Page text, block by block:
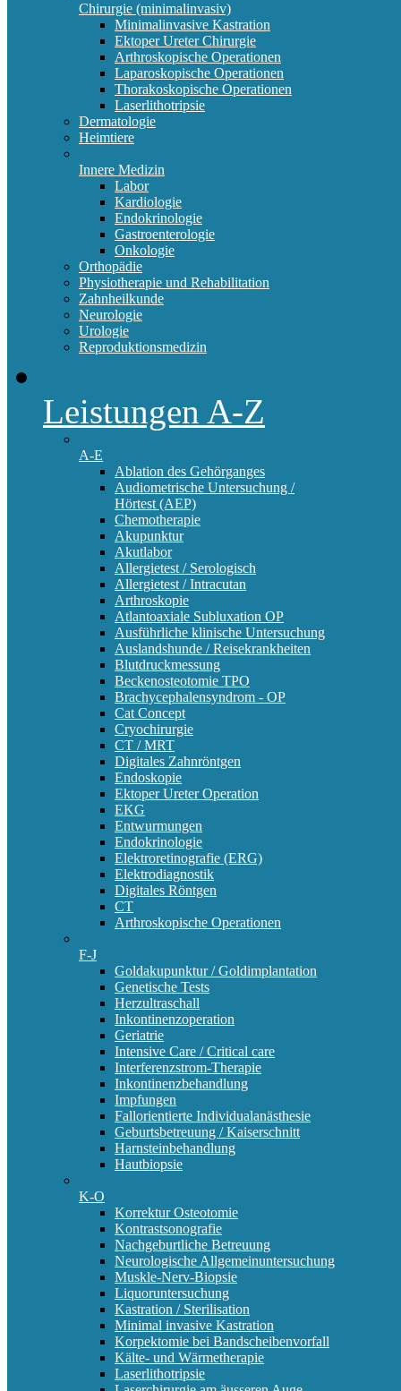
Chirurgie (minimalinvasiv)
Minimalinvasive Kastration
Ektoper Ureter Chirurgie
Arthroskopische Operationen
Laparoskopische Operationen
Thorakoskopische Operationen
Laserlithotripsie
Dermatologie
Heimtiere
Innere Medizin
Labor
Kardiologie
Endokrinologie
Gastroenterologie
Onkologie
Orthopädie
Physiotherapie und Rehabilitation
Zahnheilkunde
Neurologie
Urologie
Reproduktionsmedizin
Leistungen A-Z
A-E
Ablation des Gehörganges
Audiometrische Untersuchung /
Hörtest (AEP)
Chemotherapie
Akupunktur
Akutlabor
Allergietest / Serologisch
Allergietest / Intracutan
Arthroskopie
Atlantoaxiale Subluxation OP
Ausführliche klinische Untersuchung
Auslandshunde / Reisekrankheiten
Blutdruckmessung
Beckenosteotomie TPO
Brachycephalensyndrom - OP
Cat Concept
Cryochirurgie
CT / MRT
Digitales Zahnröntgen
Endoskopie
Ektoper Ureter Operation
EKG
Entwurmungen
Endokrinologie
Elektroretinografie (ERG)
Elektrodiagnostik
Digitales Röntgen
CT
Arthroskopische Operationen
F-J
Goldakupunktur / Goldimplantation
Genetische Tests
Herzultraschall
Inkontinenzoperation
Geriatrie
Intensive Care / Critical care
Interferenzstrom-Therapie
Inkontinenzbehandlung
Impfungen
Fallorientierte Individualanästhesie
Geburtsbetreuung / Kaiserschnitt
Harnsteinbehandlung
Hautbiopsie
K-O
Korrektur Osteotomie
Kontrastsonografie
Nachgeburtliche Betreuung
Neurologische Allgemeinuntersuchung
Muskle-Nerv-Biopsie
Liquoruntersuchung
Kastration / Sterilisation
Minimal invasive Kastration
Korpektomie bei Bandscheibenvorfall
Kälte- und Wärmetherapie
Laserlithotripsie